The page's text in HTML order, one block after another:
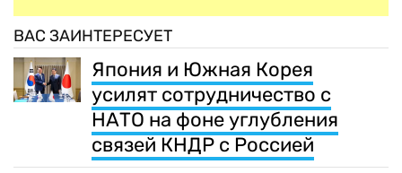
ВАС ЗАИНТЕРЕСУЕТ
Япония и Южная Корея
усилят сотрудничество с
НАТО на фоне углубления
связей КНДР с Россией